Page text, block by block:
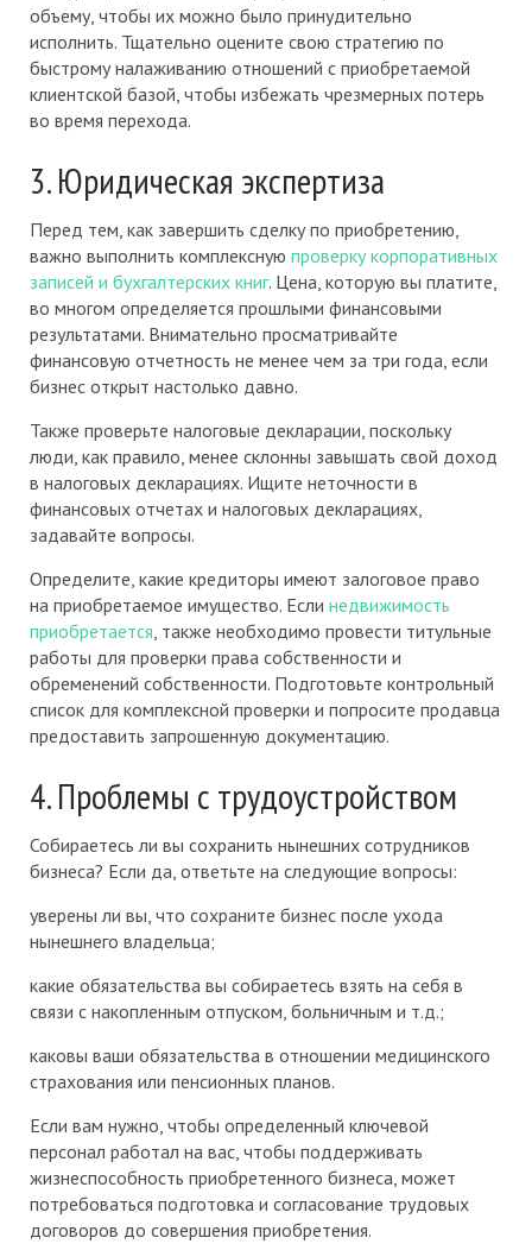
объему, чтобы их можно было принудительно
исполнить. Тщательно оцените свою стратегию по
быстрому налаживанию отношений с приобретаемой
клиентской базой, чтобы избежать чрезмерных потерь
во время перехода.
3. Юридическая экспертиза
Перед тем, как завершить сделку по приобретению,
важно выполнить комплексную проверку корпоративных
записей и бухгалтерских книг. Цена, которую вы платите,
во многом определяется прошлыми финансовыми
результатами. Внимательно просматривайте
финансовую отчетность не менее чем за три года, если
бизнес открыт настолько давно.
Также проверьте налоговые декларации, поскольку
люди, как правило, менее склонны завышать свой доход
в налоговых декларациях. Ищите неточности в
финансовых отчетах и ​​налоговых декларациях,
задавайте вопросы.
Определите, какие кредиторы имеют залоговое право
на приобретаемое имущество. Если недвижимость
приобретается, также необходимо провести титульные
работы для проверки права собственности и
обременений собственности. Подготовьте контрольный
список для комплексной проверки и попросите продавца
предоставить запрошенную документацию.
4. Проблемы с трудоустройством
Собираетесь ли вы сохранить нынешних сотрудников
бизнеса? Если да, ответьте на следующие вопросы:
уверены ли вы, что сохраните бизнес после ухода
нынешнего владельца;
какие обязательства вы собираетесь взять на себя в
связи с накопленным отпуском, больничным и т.д.;
каковы ваши обязательства в отношении медицинского
страхования или пенсионных планов.
Если вам нужно, чтобы определенный ключевой
персонал работал на вас, чтобы поддерживать
жизнеспособность приобретенного бизнеса, может
потребоваться подготовка и согласование трудовых
договоров до совершения приобретения.